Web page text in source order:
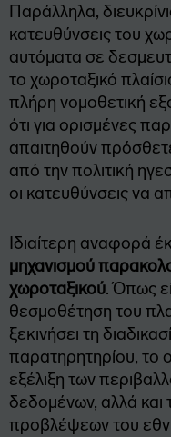
Παράλληλα,
κατευθύνσεις του
αυτόματα σε
το χωροταξικό
πλήρη νομοθετική
ότι για ορισμένες
απαιτηθούν
από την πολιτική
οι κατευθύνσεις να
Ιδιαίτερη αναφορά
μηχανισμού
χωροταξικού. Όπως
θεσμοθέτηση του
ξεκινήσει τη
παρατηρητηρίου, το
εξέλιξη των
δεδομένων, αλλά
προβλέψεων του